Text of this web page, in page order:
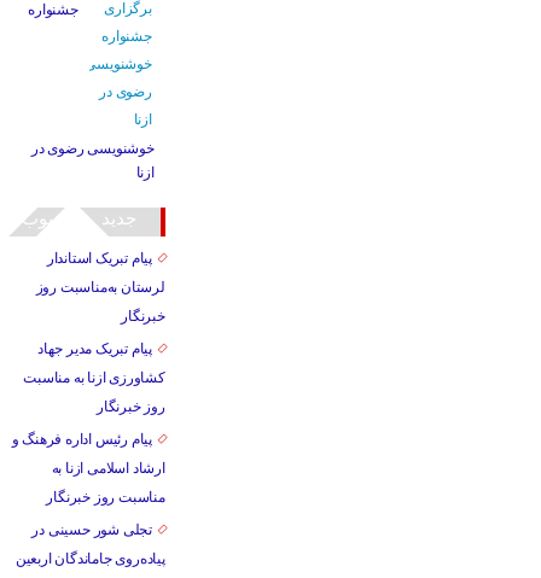
جشنواره
خوشنویسی رضوی در
ازنا
جدید محبوب
پیام تبریک استاندار
لرستان به‌مناسبت روز
خبرنگار
پیام تبریک مدیر جهاد
کشاورزی ازنا به مناسبت
روز خبرنگار
پیام رئیس اداره فرهنگ و
ارشاد اسلامی ازنا به
مناسبت روز خبرنگار
تجلی شور حسینی در
پیاده‌روی جاماندگان اربعین